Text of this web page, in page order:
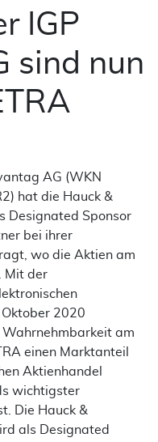
IGP
sind nun
AG (WKN
hat die Hauck &
Designated Sponsor
bei ihrer
wo die Aktien am
Mit der
Oktober 2020
am
einen Marktanteil
Aktienhandel
wichtigster
Die Hauck &
als Designated